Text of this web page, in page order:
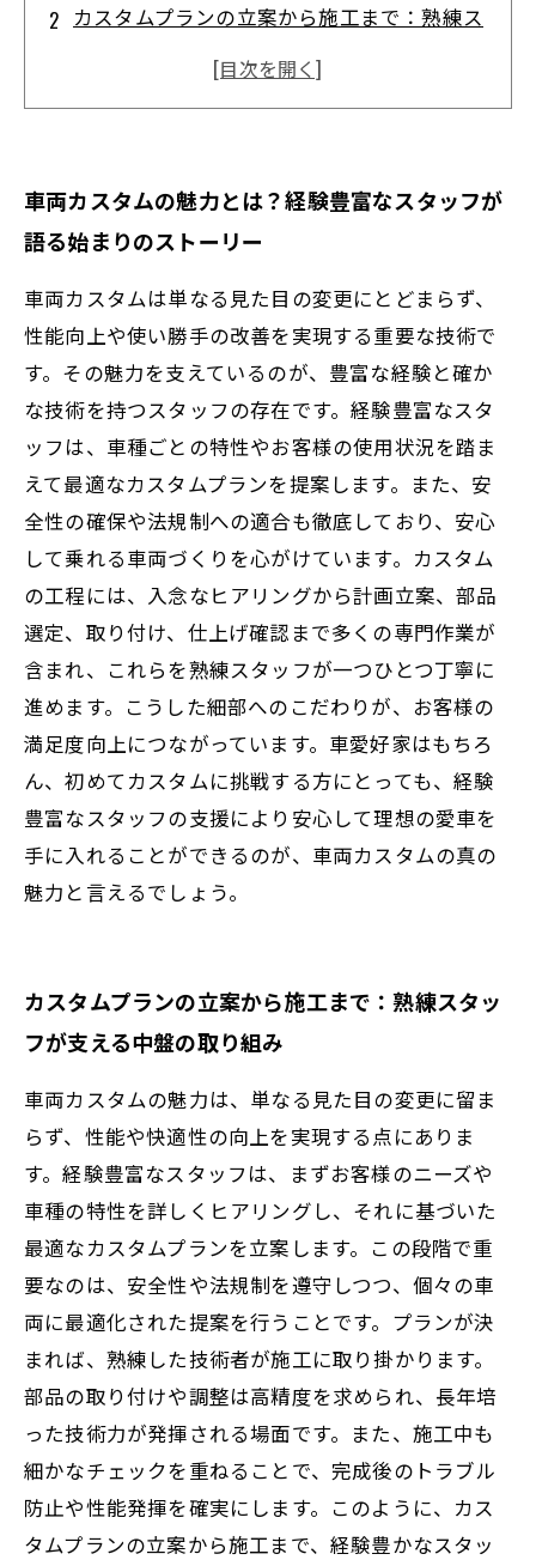
カスタムプランの立案から施工まで：熟練ス
タッフが支える中盤の取り組み
導く魅力的な車両改造の第一歩
車種ごとの最適解を提案！経験と技術で実現
する理想のカスタムの全貌
熟練スタッフの技術力が光る！車両カスタム
で広がるクルマの可能性
車愛好家必見！経験豊富なスタッフが教える
車両カスタム成功の秘訣
車両カスタムの魅力とは？経験豊富なスタッフが
語る始まりのストーリー
車両カスタムは単なる見た目の変更にとどまらず、
性能向上や使い勝手の改善を実現する重要な技術で
す。その魅力を支えているのが、豊富な経験と確か
な技術を持つスタッフの存在です。経験豊富なスタ
ッフは、車種ごとの特性やお客様の使用状況を踏ま
えて最適なカスタムプランを提案します。また、安
全性の確保や法規制への適合も徹底しており、安心
して乗れる車両づくりを心がけています。カスタム
の工程には、入念なヒアリングから計画立案、部品
選定、取り付け、仕上げ確認まで多くの専門作業が
含まれ、これらを熟練スタッフが一つひとつ丁寧に
進めます。こうした細部へのこだわりが、お客様の
満足度向上につながっています。車愛好家はもちろ
ん、初めてカスタムに挑戦する方にとっても、経験
豊富なスタッフの支援により安心して理想の愛車を
手に入れることができるのが、車両カスタムの真の
魅力と言えるでしょう。
カスタムプランの立案から施工まで：熟練スタッ
フが支える中盤の取り組み
車両カスタムの魅力は、単なる見た目の変更に留ま
らず、性能や快適性の向上を実現する点にありま
す。経験豊富なスタッフは、まずお客様のニーズや
車種の特性を詳しくヒアリングし、それに基づいた
最適なカスタムプランを立案します。この段階で重
要なのは、安全性や法規制を遵守しつつ、個々の車
両に最適化された提案を行うことです。プランが決
まれば、熟練した技術者が施工に取り掛かります。
部品の取り付けや調整は高精度を求められ、長年培
った技術力が発揮される場面です。また、施工中も
細かなチェックを重ねることで、完成後のトラブル
防止や性能発揮を確実にします。このように、カス
タムプランの立案から施工まで、経験豊かなスタッ